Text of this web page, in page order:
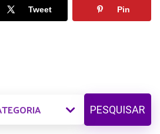
Tweet Pin
PESQUISAR